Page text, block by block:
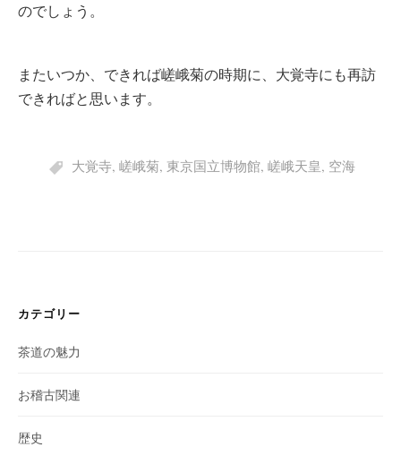
のでしょう。
またいつか、できれば嵯峨菊の時期に、大覚寺にも再訪
できればと思います。
大覚寺, 嵯峨菊, 東京国立博物館, 嵯峨天皇, 空海
カテゴリー
茶道の魅力
お稽古関連
歴史